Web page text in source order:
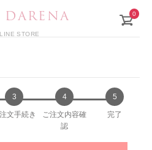
DARENA
STORE
0
3
文手続き
4
ご注文内容確
認
5
完了